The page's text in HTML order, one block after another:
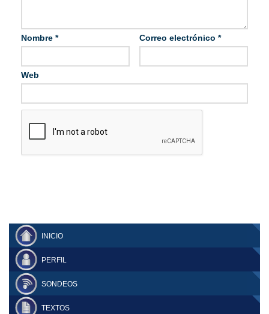
Nombre * Correo electrónico *
Web
INICIO
PERFIL
SONDEOS
TEXTOS